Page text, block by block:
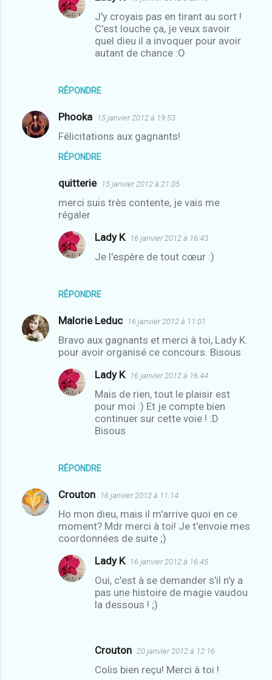
e
s
RÉPONDRE
J'y croyais pas en tirant au sort !
C'est louche ça, je veux savoir
quel dieu il a invoquer pour avoir
autant de chance :O
Phooka 15 janvier 2012 à 19:53
Félicitations aux gagnants!
RÉPONDRE
quitterie 15 janvier 2012 à 21:05
merci suis très contente, je vais me
régaler
RÉPONDRE
Lady K 16 janvier 2012 à 16:43
Je l'espère de tout cœur :)
Malorie Leduc 16 janvier 2012 à 11:01
Bravo aux gagnants et merci à toi, Lady K.
pour avoir organisé ce concours. Bisous
RÉPONDRE
Lady K 16 janvier 2012 à 16:44
Mais de rien, tout le plaisir est
pour moi :) Et je compte bien
continuer sur cette voie ! :D
Bisous
Crouton 16 janvier 2012 à 11:14
Ho mon dieu, mais il m'arrive quoi en ce
moment? Mdr merci à toi! Je t'envoie mes
coordonnées de suite ;)
Lady K 16 janvier 2012 à 16:45
Oui, c'est à se demander s'il n'y a
pas une histoire de magie vaudou
la dessous ! ;)
Crouton 20 janvier 2012 à 12:16
Colis bien reçu! Merci à toi !